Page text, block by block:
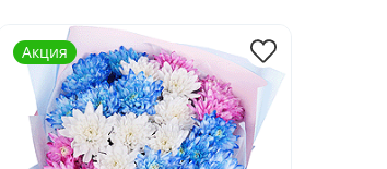
Акция